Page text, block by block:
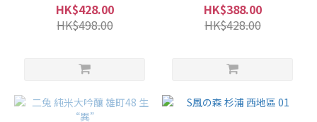
HK$428.00
HK$498.00
HK$388.00
HK$428.00